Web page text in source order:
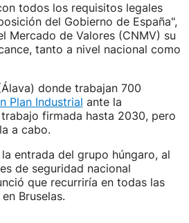
todos los requisitos legales
del Gobierno de España",
Mercado de Valores (CNMV) su
tanto a nivel nacional como
donde trabajan 700
Plan Industrial ante la
firmada hasta 2030, pero
a cabo.
entrada del grupo húngaro, al
de seguridad nacional
que recurriría en todas las
Bruselas.